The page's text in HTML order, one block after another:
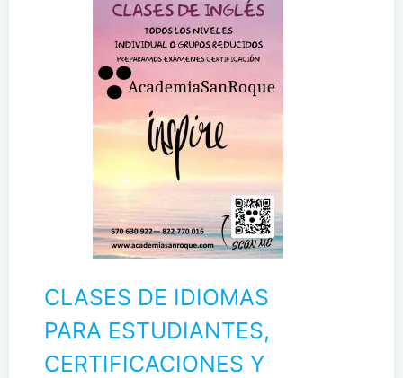
CLASES DE IDIOMAS
PARA ESTUDIANTES,
CERTIFICACIONES Y